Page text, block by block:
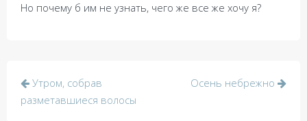
Но почему б им не узнать, чего же все же хочу я?
Post
navigation
Утром, собрав
разметавшиеся волосы
Осень небрежно